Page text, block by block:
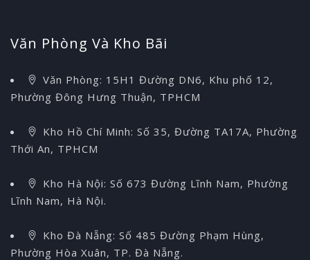
Văn Phòng Và Kho Bãi
Văn Phòng: 15H1 Đường DN6, Khu phố 12,
Phường Đông Hưng Thuận, TPHCM
Kho Hồ Chí Minh: Số 35, Đường TA17A, Phường
Thới An, TPHCM
Kho Hà Nội: Số 673 Đường Lĩnh Nam, Phường
Lĩnh Nam, Hà Nội.
Kho Đà Nẵng: Số 485 Đường Phạm Hùng,
Phường Hòa Xuân, TP. Đà Nẵng.